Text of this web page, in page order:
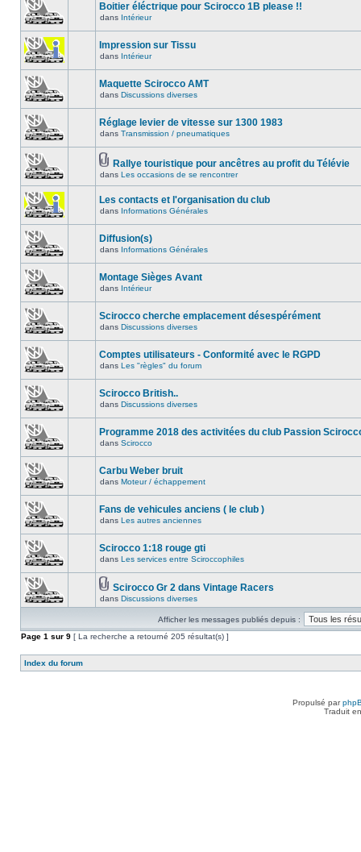
Boitier éléctrique pour Scirocco 1B please !!
dans Intérieur
Impression sur Tissu
dans Intérieur
Maquette Scirocco AMT
dans Discussions diverses
Réglage levier de vitesse sur 1300 1983
dans Transmission / pneumatiques
Rallye touristique pour ancêtres au profit du Télévie
dans Les occasions de se rencontrer
Les contacts et l'organisation du club
dans Informations Générales
Diffusion(s)
dans Informations Générales
Montage Sièges Avant
dans Intérieur
Scirocco cherche emplacement désespérément
dans Discussions diverses
Comptes utilisateurs - Conformité avec le RGPD
dans Les "règles" du forum
Scirocco British..
dans Discussions diverses
Programme 2018 des activitées du club Passion
dans Scirocco
Carbu Weber bruit
dans Moteur / échappement
Fans de vehicules anciens ( le club )
dans Les autres anciennes
Scirocco 1:18 rouge gti
dans Les services entre Sciroccophiles
Scirocco Gr 2 dans Vintage Racers
dans Discussions diverses
Afficher les messages publiés depuis :
Page 1 sur 9 [ La recherche a retourné 205 résultat(s) ]
Index du forum
Propulsé par
Traduit